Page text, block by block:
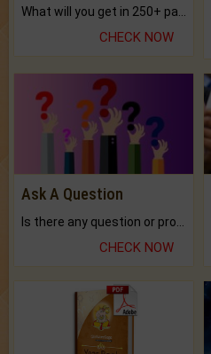
CHECK NOW
Ask A Question
CHECK NOW